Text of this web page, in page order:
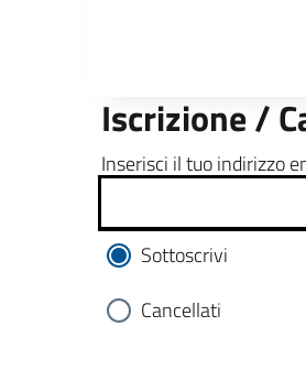
Iscrizione /
Inserisci il tuo indirizzo
Sottoscrivi
Cancellati